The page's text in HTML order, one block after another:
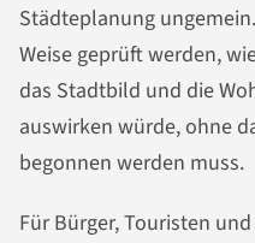
Städteplanung
Weise geprüft werden,
das Stadtbild und die
auswirken würde, ohne
begonnen werden muss.
Für Bürger, Touristen